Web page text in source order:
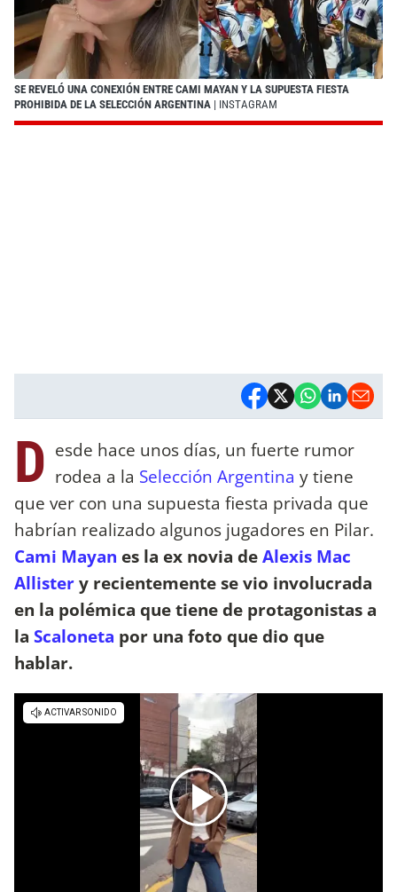
SE REVELÓ UNA CONEXIÓN ENTRE CAMI MAYAN Y LA SUPUESTA FIESTA
PROHIBIDA DE LA SELECCIÓN ARGENTINA | INSTAGRAM
D esde hace unos días, un fuerte rumor
rodea a la Selección Argentina y tiene
que ver con una supuesta fiesta privada que
habrían realizado algunos jugadores en Pilar.
Cami Mayan es la ex novia deAlexis Mac
Allistery recientemente se vio involucrada
en la polémica que tiene de protagonistas a
la Scaloneta por una foto que dio que
hablar.